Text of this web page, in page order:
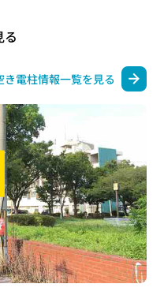
る
き電柱情報一覧を見る